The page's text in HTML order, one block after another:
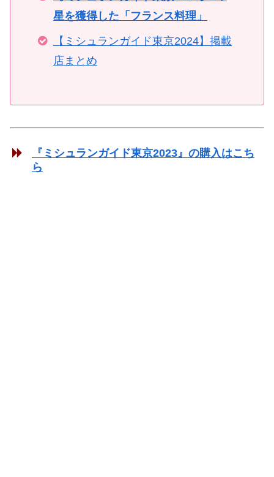
星を獲得した「フランス料理」
【ミシュランガイド東京2024】掲載
店まとめ
『ミシュランガイド東京2023』の購入はこち
ら